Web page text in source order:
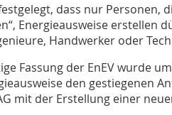
dass nur Personen,
Energieausweise erstellen
Handwerker oder
Fassung der EnEV wurde
den gestiegenen
AG mit der Erstellung einer